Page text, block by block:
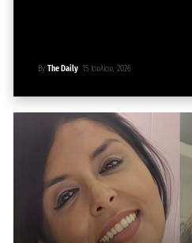
By The Daily 15 Ιουλίου, 2026